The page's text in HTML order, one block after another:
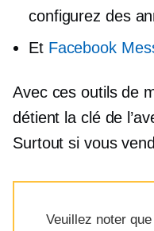
configurez des
Et Facebook
Avec ces outils de
détient la clé de
Surtout si vous
Veuillez noter